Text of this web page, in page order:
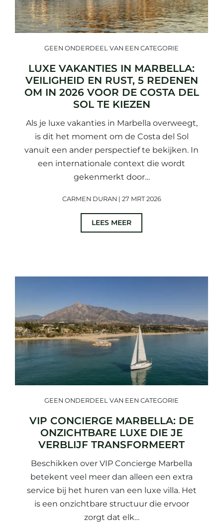
GEEN ONDERDEEL VAN EEN CATEGORIE
LUXE VAKANTIES IN MARBELLA:
VEILIGHEID EN RUST, 5 REDENEN
OM IN 2026 VOOR DE COSTA DEL
SOL TE KIEZEN
Als je luxe vakanties in Marbella overweegt,
is dit het moment om de Costa del Sol
vanuit een ander perspectief te bekijken. In
een internationale context die wordt
gekenmerkt door…
CARMEN DURAN | 27 MRT 2026
LEES MEER
GEEN ONDERDEEL VAN EEN CATEGORIE
VIP CONCIERGE MARBELLA: DE
ONZICHTBARE LUXE DIE JE
VERBLIJF TRANSFORMEERT
Beschikken over VIP Concierge Marbella
betekent veel meer dan alleen een extra
service bij het huren van een luxe villa. Het
is een onzichtbare structuur die ervoor
zorgt dat elk…